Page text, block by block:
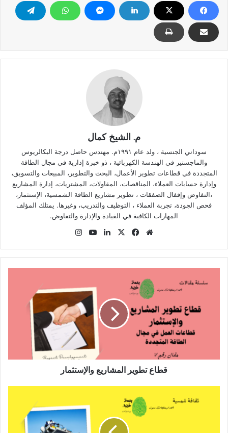
م. الشيخ كمال
سوداني الجنسية ، ولد عام ١٩٩١م. مهندس حاصل درجة البكالريوس
والماجستير في الهندسة الكهربائية ، ذو خبرة إدارية في مجال الطاقة
المتجددة في قطاعات تطوير الأعمال، البحث والتطوير، المبيعات والتسويق،
وإدارة حسابات العملاء، المناقصات، المقاولات، المشتريات، إدارة المشاريع
،التفاوض وإقفال الصفقات ، تطوير مشاريع الطاقة الشمسية، الإستثمار،
فحص الجودة، تجربة العملاء ، التوظيف والتدريب، وغيرها. يمتلك المؤلف
المهارات الكافية في القيادة والإدارة والتفاوض.
موق
الوي
ب
في
وك
X
لينك
يوتي
ام
قطاع تطوير المشاريع والإستثمار